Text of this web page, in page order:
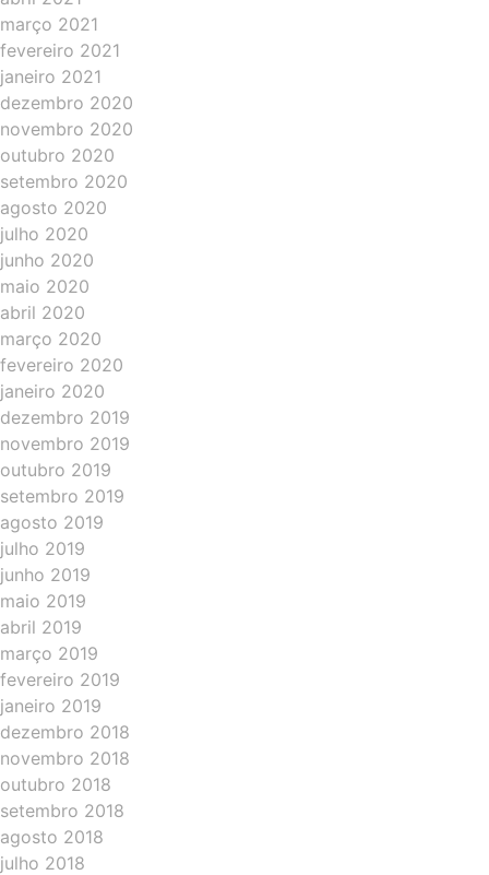
março 2021
fevereiro 2021
janeiro 2021
dezembro 2020
novembro 2020
outubro 2020
setembro 2020
agosto 2020
julho 2020
junho 2020
maio 2020
abril 2020
março 2020
fevereiro 2020
janeiro 2020
dezembro 2019
novembro 2019
outubro 2019
setembro 2019
agosto 2019
julho 2019
junho 2019
maio 2019
abril 2019
março 2019
fevereiro 2019
janeiro 2019
dezembro 2018
novembro 2018
outubro 2018
setembro 2018
agosto 2018
julho 2018